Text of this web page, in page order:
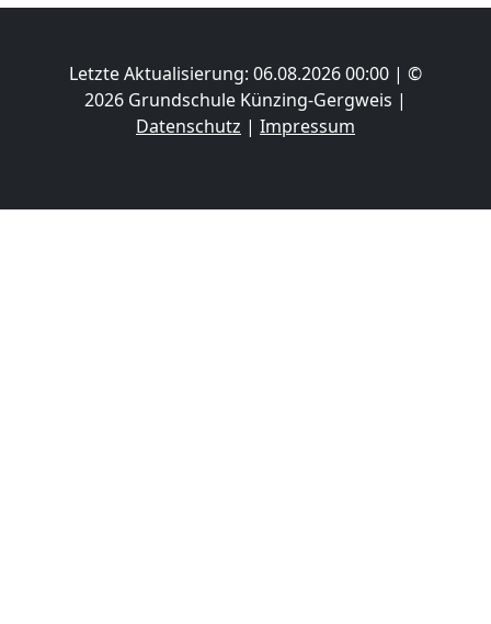
Letzte Aktualisierung: 06.08.2026 00:00 | ©
2026 Grundschule Künzing-Gergweis |
Datenschutz | Impressum